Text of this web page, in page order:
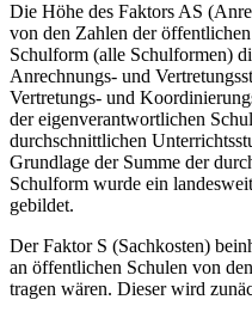
Die Höhe des Faktors AS
von den Zahlen der
Schulform (alle Schulformen)
Anrechnungs- und
Vertretungs- und
der eigenverantwortlichen
durchschnittlichen
Grundlage der Summe der
Schulform wurde ein
gebildet.
Der Faktor S (Sachkosten)
an öffentlichen Schulen von
tragen wären. Dieser wird